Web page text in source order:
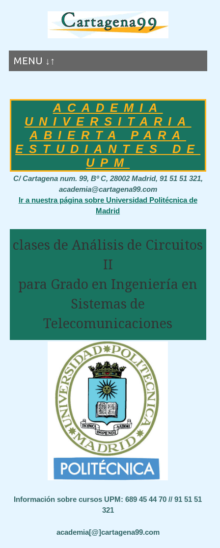
MENU ↓↑
ACADEMIA
UNIVERSITARIA
ABIERTA PARA
ESTUDIANTES DE
UPM
C/ Cartagena num. 99, Bº C, 28002 Madrid, 91 51 51 321,
academia@cartagena99.com
Ir a nuestra página sobre Universidad Politécnica de
Madrid
clases de Análisis de Circuitos
II
para Grado en Ingeniería en
Sistemas de
Telecomunicaciones
Información sobre cursos UPM: 689 45 44 70 // 91 51 51
321
academia[@]cartagena99.com